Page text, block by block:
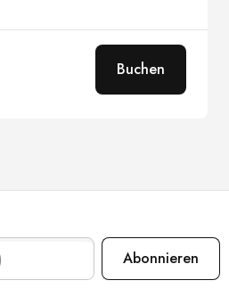
Buchen
Abonnieren